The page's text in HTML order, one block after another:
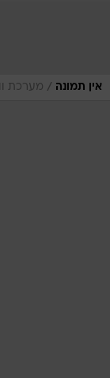
אין תמונה / מערכת